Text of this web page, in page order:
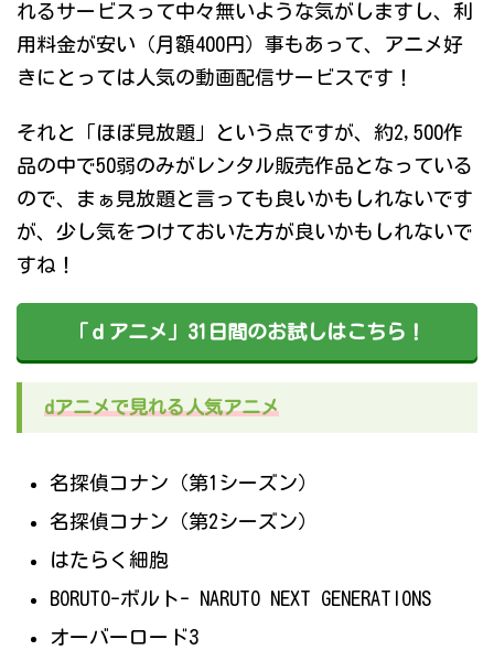
れるサービスって中々無いような気がしますし、利
用料金が安い（月額400円）事もあって、アニメ好
きにとっては人気の動画配信サービスです！
それと「ほぼ見放題」という点ですが、約2,500作
品の中で50弱のみがレンタル販売作品となっている
ので、まぁ見放題と言っても良いかもしれないです
が、少し気をつけておいた方が良いかもしれないで
すね！
「ｄアニメ」31日間のお試しはこちら！
dアニメで見れる人気アニメ
名探偵コナン（第1シーズン）
名探偵コナン（第2シーズン）
はたらく細胞
BORUTO-ボルト- NARUTO NEXT GENERATIONS
オーバーロード3